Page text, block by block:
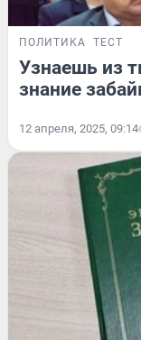
ПОЛИТИКА ТЕСТ
Узнаешь из
знание
12 апреля, 2025, 09:14